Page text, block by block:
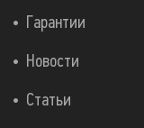
Гарантии
Новости
Статьи